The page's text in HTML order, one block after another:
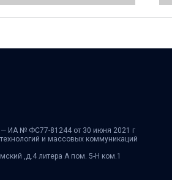
— ИА № ФС77-81244 от 30 июня 2021 г
и массовых коммуникаций
,д.4 литера А пом. 5-Н ком.1